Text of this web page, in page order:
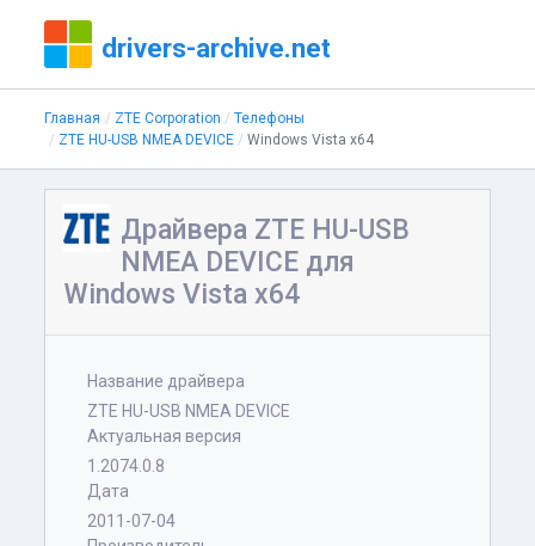
drivers-archive.net
Главная ZTE Corporation
Телефоны
ZTE HU-USB NMEA DEVICE
Windows Vista x64
Драйвера ZTE HU-USB
NMEA DEVICE для
Windows Vista x64
Название драйвера
ZTE HU-USB NMEA DEVICE
Актуальная версия
1.2074.0.8
Дата
2011-07-04